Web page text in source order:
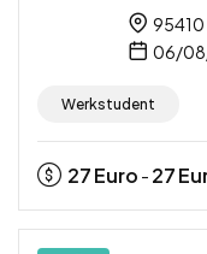
95410
06/
Werkstudent
27Euro - 27